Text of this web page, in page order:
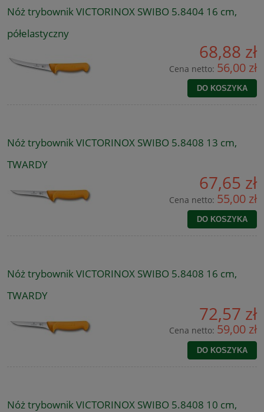
Nóż trybownik VICTORINOX SWIBO 5.8404 16 cm,
półelastyczny
68,88 zł
Cena netto: 56,00 zł
DO KOSZYKA
Nóż trybownik VICTORINOX SWIBO 5.8408 13 cm,
TWARDY
67,65 zł
Cena netto: 55,00 zł
DO KOSZYKA
Nóż trybownik VICTORINOX SWIBO 5.8408 16 cm,
TWARDY
72,57 zł
Cena netto: 59,00 zł
DO KOSZYKA
Nóż trybownik VICTORINOX SWIBO 5.8408 10 cm,